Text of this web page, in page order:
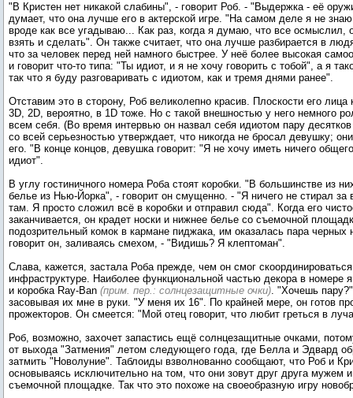
"В Кристен нет никакой слабины", - говорит Роб. - "Выдержка - её
думает, что она лучше его в актерской игре. "На самом деле я не
вроде как все угадываю... Как раз, когда я думаю, что все осмыслил,
взять и сделать". Он также считает, что она лучше разбирается в
что за человек перед ней намного быстрее. У неё более высокая
и говорит что-то типа: "Ты идиот, и я не хочу говорить с тобой", а я
так что я буду разговаривать с идиотом, как и тремя днями ранее".
Отставим это в сторону, Роб великолепно красив. Плоскости его лица
3D, 2D, вероятно, в 1D тоже. Но с такой внешностью у него немного
всем себя. (Во время интервью он назвал себя идиотом пару
со всей серьезностью утверждает, что никогда не бросал девушку;
его. "В конце концов, девушка говорит: "Я не хочу иметь ничего
идиот".
В углу гостиничного номера Роба стоят коробки. "В большинстве из
белье из Нью-Йорка", - говорит он смущенно. - "Я ничего не стирал за
там. Я просто сложил всё в коробки и отправил сюда". Когда его
заканчивается, он крадет носки и нижнее белье со съемочной
подозрительный комок в кармане пиджака, им оказалась пара
говорит он, заливаясь смехом, - "Видишь? Я клептоман".
Слава, кажется, застала Роба прежде, чем он смог
инфраструктуре. Наиболее функциональной частью декора в номере
и коробка Ray-Ban (прим. пер.: солнцезащитные очки). "Хочешь
засовывая их мне в руки. "У меня их 16". По крайней мере, он готов
прожекторов. Он смеется: "Мой отец говорит, что любит греться в
Роб, возможно, захочет запастись ещё солнцезащитные очками,
от выхода "Затмения" летом следующего года, где Белла и Эдвард
затмить "Новолуние". Таблоиды взволнованно сообщают, что Роб и
основываясь исключительно на том, что они зовут друг друга мужем
съемочной площадке. Так что это похоже на своеобразную игру